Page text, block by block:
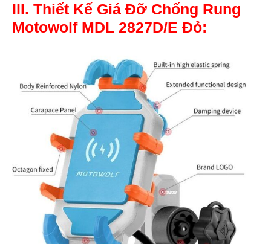
III. Thiết Kế Giá Đỡ Chống Rung
Motowolf MDL 2827D/E Đỏ: